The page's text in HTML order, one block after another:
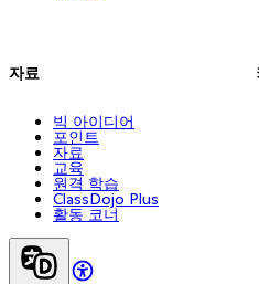
자료
빅 아이디어
포인트
자료
교육
원격 학습
ClassDojo Plus
활동 코너